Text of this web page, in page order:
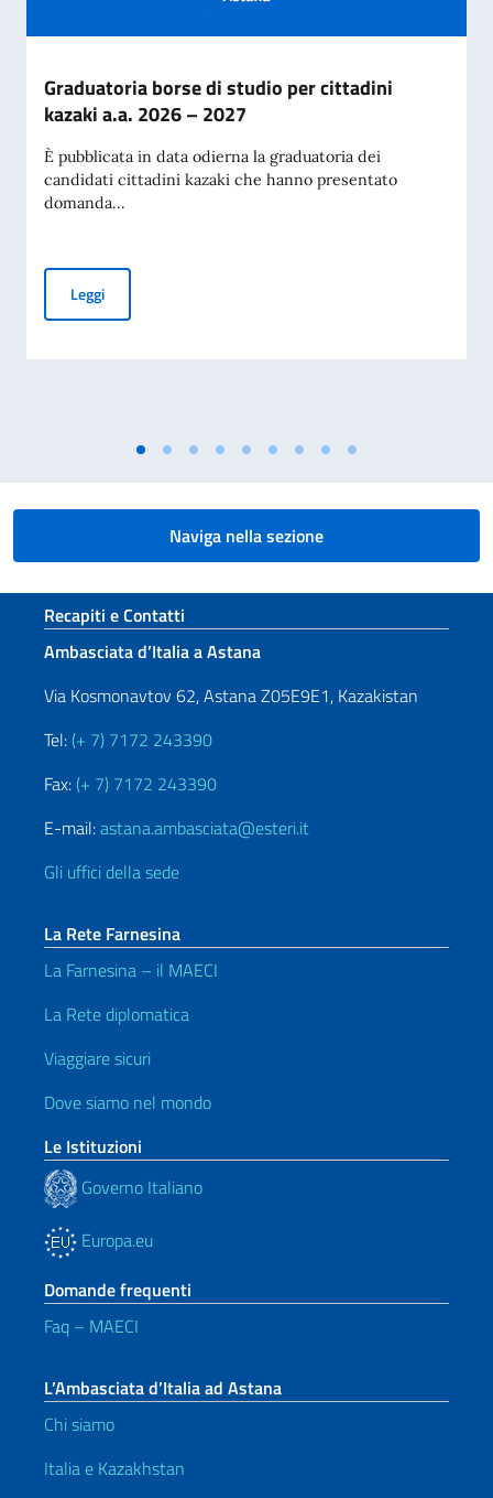
Graduatoria borse di studio per cittadini
kazaki a.a. 2026 – 2027
È pubblicata in data odierna la graduatoria dei
candidati cittadini kazaki che hanno presentato
domanda...
LeggiGraduatoria borse di studio per cittadini kazaki a.a. 2026 –
Naviga nella sezione
Sezione footer
Recapiti e Contatti
Ambasciata d’Italia a Astana
Via Kosmonavtov 62, Astana Z05E9E1, Kazakistan
Tel: (+ 7) 7172 243390
Fax: (+ 7) 7172 243390
E-mail:astana.ambasciata@esteri.it
Gli uffici della sede
La Rete Farnesina
La Farnesina – il MAECI
La Rete diplomatica
Viaggiare sicuri
Dove siamo nel mondo
Le Istituzioni
Governo Italiano
Europa.eu
Domande frequenti
Faq – MAECI
L’Ambasciata d’Italia ad Astana
Chi siamo
Italia e Kazakhstan